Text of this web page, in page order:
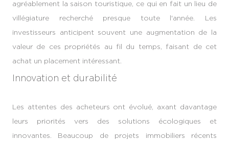
agréablement la saison touristique, ce qui en fait un lieu de
villégiature recherché presque toute l'année. Les
investisseurs anticipent souvent une augmentation de la
valeur de ces propriétés au fil du temps, faisant de cet
achat un placement intéressant.
Innovation et durabilité
Les attentes des acheteurs ont évolué, axant davantage
leurs priorités vers des solutions écologiques et
innovantes. Beaucoup de projets immobiliers récents